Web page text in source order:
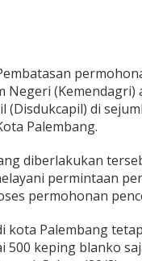
Negeri
(Disdukcapil) di
Palembang.
diberlakukan
permintaan
permohonan
kota Palembang
500 keping blanko